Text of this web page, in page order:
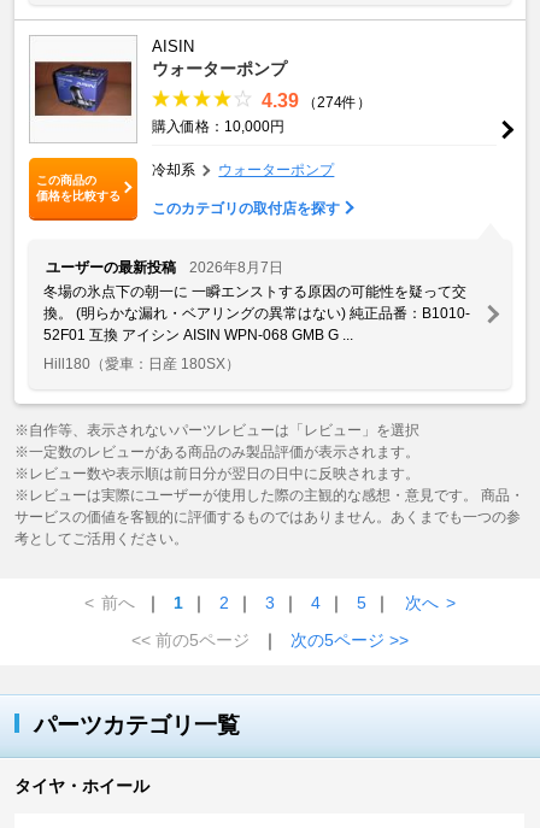
この商品の
価格を比較する
AISIN
ウォーターポンプ
4.39
（274件）
購入価格：10,000円
冷却系 ウォーターポンプ
このカテゴリの取付店を探す
ユーザーの最新投稿
2026年8月7日
冬場の氷点下の朝一に 一瞬エンストする原因の可能性を疑って交
換。 (明らかな漏れ・ベアリングの異常はない) 純正品番：B1010-
52F01 互換 アイシン AISIN WPN-068 GMB G ...
Hill180 （愛車：日産 180SX）
※自作等、表示されないパーツレビューは「レビュー」を選択
※一定数のレビューがある商品のみ製品評価が表示されます。
※レビュー数や表示順は前日分が翌日の日中に反映されます。
※レビューは実際にユーザーが使用した際の主観的な感想・意見です。 商品・
サービスの価値を客観的に評価するものではありません。あくまでも一つの参
考としてご活用ください。
< 前へ ｜ 1 ｜ 2 ｜ 3 ｜ 4 ｜ 5 ｜ 次へ >
<< 前の5ページ
｜ 次の5ページ >>
パーツカテゴリ一覧
タイヤ・ホイール